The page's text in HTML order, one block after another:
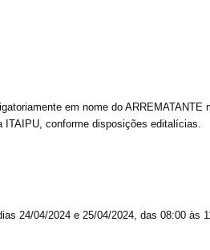
em nome do ARREMATANTE
ITAIPU, conforme disposições editalícias.
24/04/2024 e 25/04/2024, das 08:00 às